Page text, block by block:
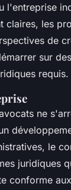
l'entreprise
claires, les
de
sur
requis.
ne
le
juridiques
conforme